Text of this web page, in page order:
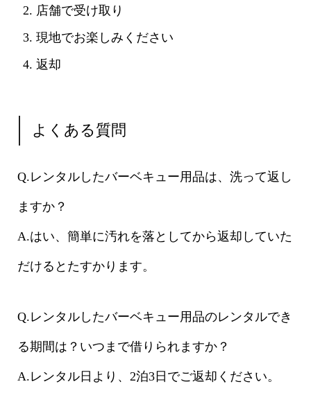
店舗で受け取り
現地でお楽しみください
返却
よくある質問
Q.レンタルしたバーベキュー用品は、洗って返し
ますか？
A.はい、簡単に汚れを落としてから返却していた
だけるとたすかります。
Q.レンタルしたバーベキュー用品のレンタルでき
る期間は？いつまで借りられますか？
A.レンタル日より、2泊3日でご返却ください。